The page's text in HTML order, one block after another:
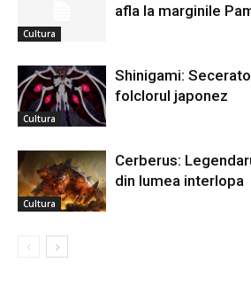
Cultura
afla la marginile
Cultura
Shinigami:
folclorul japonez
Cultura
Cerberus:
din lumea interlopa